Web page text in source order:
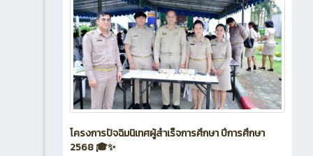
โครงการปัจฉิมนิเทศผู้สำเร็จการศึกษา ปีการศึกษา
2568 🎓✨